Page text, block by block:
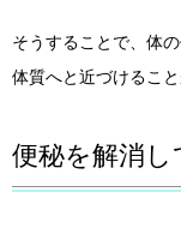
そうすることで、体
体質へと近づけること
便秘を解消